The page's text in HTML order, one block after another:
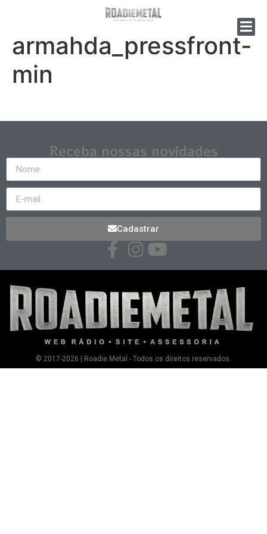
armahda_pressfront-
min
Receba nossas novidades
Cadastrar
© 2017-2026 | Roadie Metal - Todos os direitos reservados.